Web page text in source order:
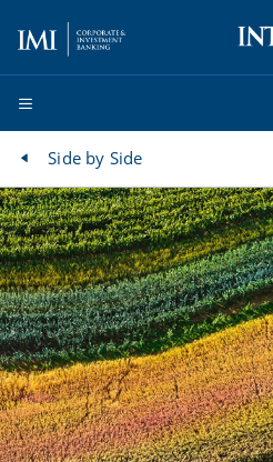
Side by Side